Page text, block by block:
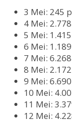
3 Mei: 245
4 Mei:
5 Mei:
6 Mei:
7 Mei:
8 Mei:
9 Mei:
10 Mei:
11 Mei:
12 Mei: